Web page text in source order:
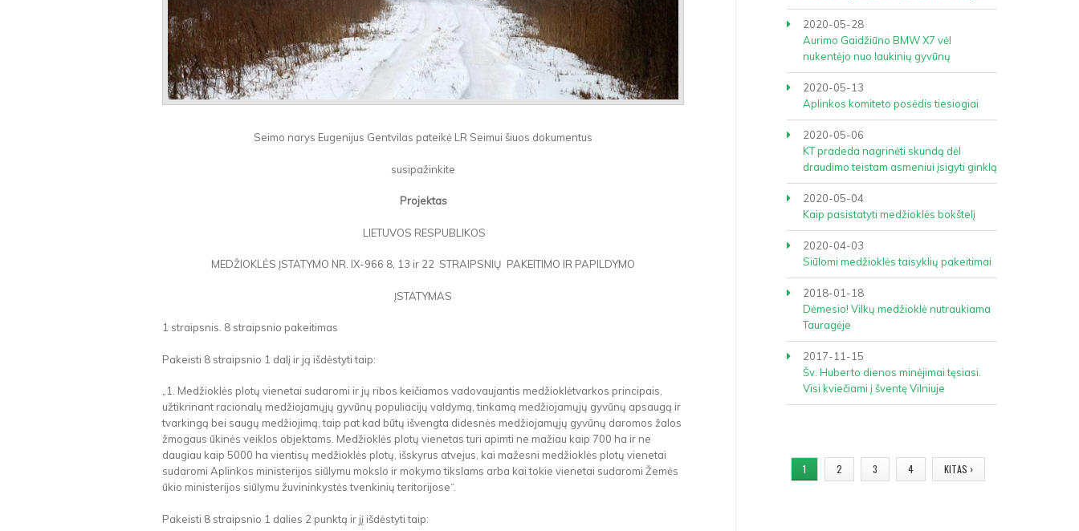
Seimo narys Eugenijus Gentvilas pateikė LR Seimui šiuos dokumentus
susipažinkite
Projektas
LIETUVOS RESPUBLIKOS
MEDŽIOKLĖS ĮSTATYMO NR. IX-966 8, 13 ir 22 STRAIPSNIŲ PAKEITIMO IR PAPILDYMO
ĮSTATYMAS
1 straipsnis. 8 straipsnio pakeitimas
Pakeisti 8 straipsnio 1 dalį ir ją išdėstyti taip:
„1. Medžioklės plotų vienetai sudaromi ir jų ribos keičiamos vadovaujantis medžioklėtvarkos principais,
užtikrinant racionalų medžiojamųjų gyvūnų populiacijų valdymą, tinkamą medžiojamųjų gyvūnų apsaugą ir
tvarkingą bei saugų medžiojimą, taip pat kad būtų išvengta didesnės medžiojamųjų gyvūnų daromos žalos
žmogaus ūkinės veiklos objektams. Medžioklės plotų vienetas turi apimti ne mažiau kaip 700 ha ir ne
daugiau kaip 5000 ha vientisų medžioklės plotų, išskyrus atvejus, kai mažesni medžioklės plotų vienetai
sudaromi Aplinkos ministerijos siūlymu mokslo ir mokymo tikslams arba kai tokie vienetai sudaromi Žemės
ūkio ministerijos siūlymu žuvininkystės tvenkinių teritorijose“.
Pakeisti 8 straipsnio 1 dalies 2 punktą ir jį išdėstyti taip:
2020-05-28
Aurimo Gaidžiūno BMW X7 vėl
nukentėjo nuo laukinių gyvūnų
2020-05-13
Aplinkos komiteto posėdis tiesiogiai
2020-05-06
KT pradeda nagrinėti skundą dėl
draudimo teistam asmeniui įsigyti ginklą
2020-05-04
Kaip pasistatyti medžioklės bokštelį
2020-04-03
Siūlomi medžioklės taisyklių pakeitimai
2018-01-18
Dėmesio! Vilkų medžioklė nutraukiama
Tauragėje
2017-11-15
Šv. Huberto dienos minėjimai tęsiasi.
Visi kviečiami į šventę Vilniuje
PUSLAPIAI
1 2 3 4 KITAS ›